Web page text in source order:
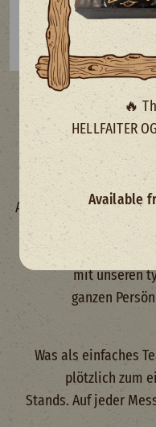
Alles begann auf der
brauchten
für die Messen.
Also haben wir ein
Fußball‑Style Shirt,
mit unseren
ganzen
Was als einfaches
plötzlich zum
Stands. Auf jeder
🔥
HELLFAITER
Available